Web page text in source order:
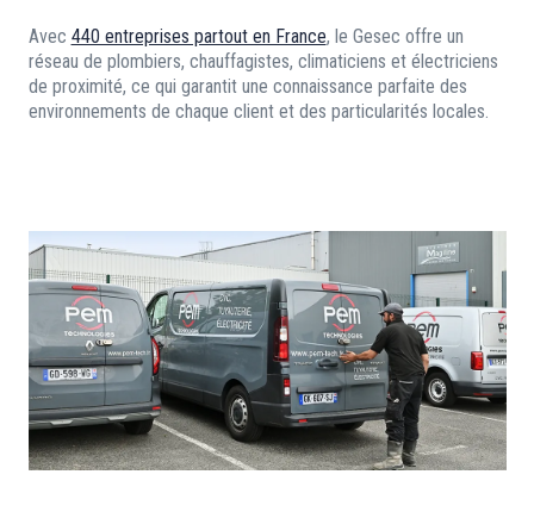
Avec 440 entreprises partout en France, le Gesec offre un
réseau de plombiers, chauffagistes, climaticiens et électriciens
de proximité, ce qui garantit une connaissance parfaite des
environnements de chaque client et des particularités locales.